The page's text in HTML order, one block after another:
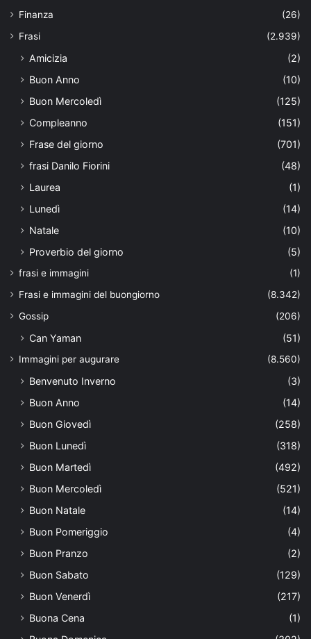
Finanza
(26)
Frasi
(2.939)
Amicizia
(2)
Buon Anno
(10)
Buon Mercoledì
(125)
Compleanno
(151)
Frase del giorno
(701)
frasi Danilo Fiorini
(48)
Laurea
(1)
Lunedì
(14)
Natale
(10)
Proverbio del giorno
(5)
frasi e immagini
(1)
Frasi e immagini del buongiorno
(8.342)
Gossip
(206)
Can Yaman (51)
Immagini per augurare (8.560)
Benvenuto Inverno
(3)
Buon Anno
(14)
Buon Giovedì
(258)
Buon Lunedì
(318)
Buon Martedì
(492)
Buon Mercoledì
(521)
Buon Natale
(14)
Buon Pomeriggio
(4)
Buon Pranzo
(2)
Buon Sabato
(129)
Buon Venerdì
(217)
Buona Cena
(1)